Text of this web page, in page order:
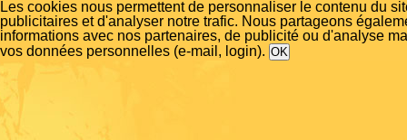
Les cookies nous permettent de personnaliser le contenu du
publicitaires et d'analyser notre trafic. Nous partageons
informations avec nos partenaires, de publicité ou d'analyse
vos données personnelles (e-mail, login).